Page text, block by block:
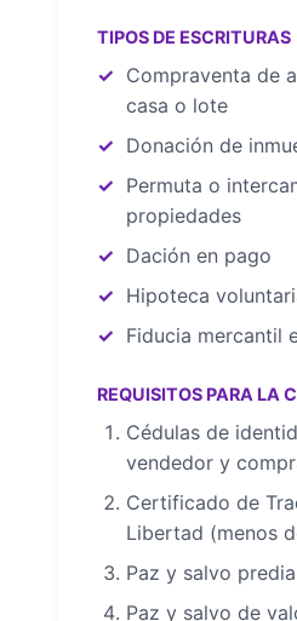
TIPOS DE ESCRITURAS
Compraventa de
casa o lote
Donación de
Permuta o
propiedades
Dación en pago
Hipoteca
Fiducia mercantil
REQUISITOS PARA LA
Cédulas de
vendedor y
Certificado de
Libertad (menos
Paz y salvo
Paz y salvo de